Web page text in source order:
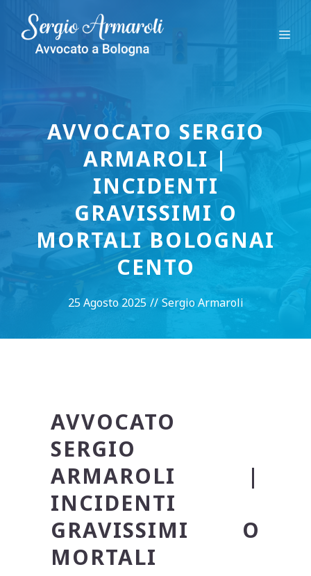
contenuto
AVVOCATO SERGIO
ARMAROLI |
INCIDENTI
GRAVISSIMI O
MORTALI BOLOGNAI
CENTO
25 Agosto 2025 // Sergio Armaroli
AVVOCATO
SERGIO
ARMAROLI |
INCIDENTI
GRAVISSIMI O
MORTALI